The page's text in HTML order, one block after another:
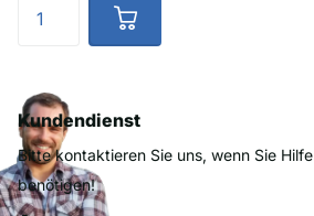
Kundendienst
Bitte kontaktieren Sie uns, wenn Sie Hilfe
benötigen!